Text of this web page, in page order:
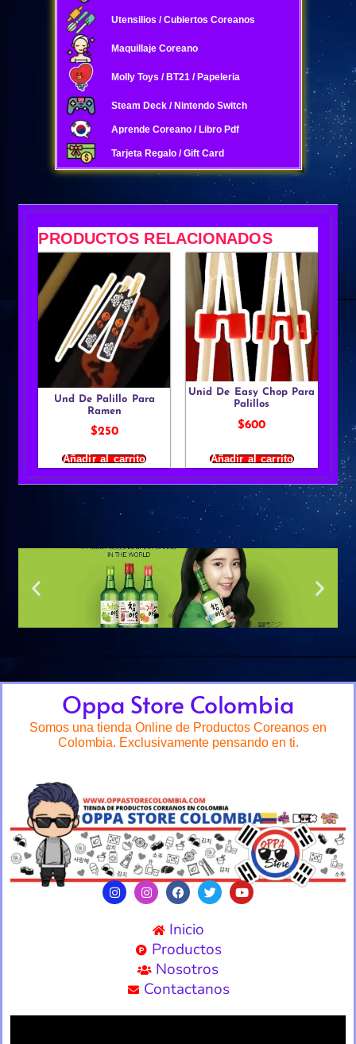
Utensilios / Cubiertos Coreanos
Maquillaje Coreano
Molly Toys / BT21 / Papeleria
Steam Deck / Nintendo Switch
Aprende Coreano / Libro Pdf
Tarjeta Regalo / Gift Card
PRODUCTOS RELACIONADOS
Und De Palillo Para
Ramen
$250
Añadir al carrito
Unid De Easy Chop Para
Palillos
$600
Añadir al carrito
Oppa Store Colombia
Somos una tienda Online de Productos Coreanos en
Colombia. Exclusivamente pensando en ti.
Inicio
Productos
Nosotros
Contactanos